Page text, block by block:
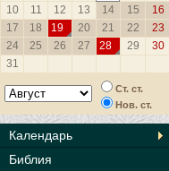
10
11 12 13 14 15
16
17
18 19 20 21 22
23
24
25 26 27 28 29
30
31
Ст. ст.
Нов. ст.
Календарь
Библия